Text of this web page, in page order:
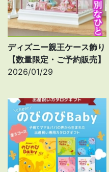
ディズニー親王ケース飾り
【数量限定・ご予約販売】
2026/01/29